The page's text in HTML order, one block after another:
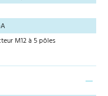
M12 à 5 pôles